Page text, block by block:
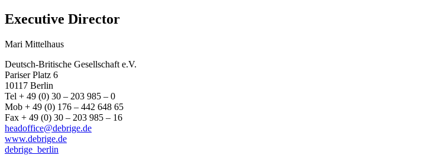
Executive Director
Mari Mittelhaus
Deutsch-Britische Gesellschaft e.V.
Pariser Platz 6
10117 Berlin
Tel + 49 (0) 30 – 203 985 – 0
Mob + 49 (0) 176 – 442 648 65
Fax + 49 (0) 30 – 203 985 – 16
headoffice@debrige.de
www.debrige.de
debrige_berlin